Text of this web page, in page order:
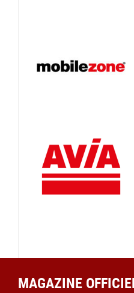
MAGAZINE